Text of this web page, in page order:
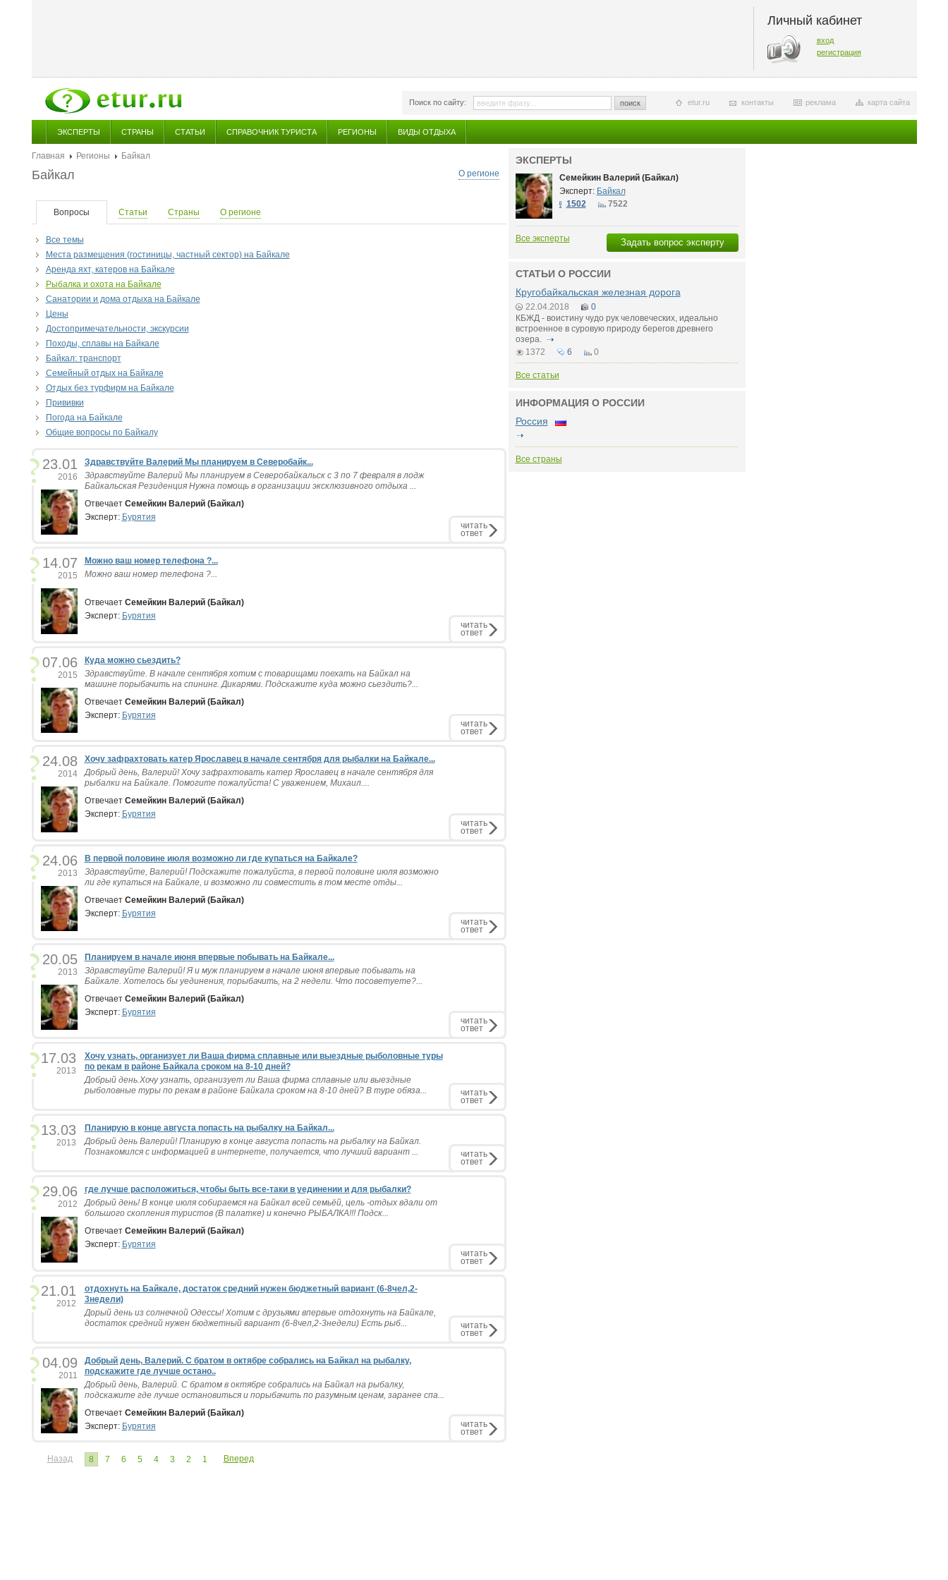
Личный кабинет
вход
регистрация
Поиск по сайту: поиск карта сайта
реклама
контакты
etur.ru
ЭКСПЕРТЫ СТРАНЫ СТАТЬИ СПРАВОЧНИК ТУРИСТА РЕГИОНЫ ВИДЫ ОТДЫХА
Главная Регионы
Байкал
О регионе
Байкал
Вопросы Статьи Страны О регионе
Все темы
Места размещения (гостиницы, частный сектор) на Байкале
Аренда яхт, катеров на Байкале
Рыбалка и охота на Байкале
Санатории и дома отдыха на Байкале
Цены
Достопримечательности, экскурсии
Походы, сплавы на Байкале
Байкал: транспорт
Семейный отдых на Байкале
Отдых без турфирм на Байкале
Прививки
Погода на Байкале
Общие вопросы по Байкалу
23.01
2016
Здравствуйте Валерий Мы планируем в Северобайк...
Здравствуйте Валерий Мы планируем в Северобайкальск с 3 по 7 февраля в лодж
Байкальская Резиденция Нужна помощь в организации эксклюзивного отдыха ...
Отвечает Семейкин Валерий (Байкал)
Эксперт: Бурятия
читать
ответ
14.07
2015
Можно ваш номер телефона ?...
Можно ваш номер телефона ?...
Отвечает Семейкин Валерий (Байкал)
Эксперт: Бурятия
читать
ответ
07.06
2015
Куда можно сьездить?
Здравствуйте. В начале сентября хотим с товарищами поехать на Байкал на
машине порыбачить на спининг. Дикарями. Подскажите куда можно сьездить?...
Отвечает Семейкин Валерий (Байкал)
Эксперт: Бурятия
читать
ответ
24.08
2014
Хочу зафрахтовать катер Ярославец в начале сентября для рыбалки на Байкале...
Добрый день, Валерий! Хочу зафрахтовать катер Ярославец в начале сентября для
рыбалки на Байкале. Помогите пожалуйста! С уважением, Михаил....
Отвечает Семейкин Валерий (Байкал)
Эксперт: Бурятия
читать
ответ
24.06
2013
В первой половине июля возможно ли где купаться на Байкале?
Здравствуйте, Валерий! Подскажите пожалуйста, в первой половине июля возможно
ли где купаться на Байкале, и возможно ли совместить в том месте отды...
Отвечает Семейкин Валерий (Байкал)
Эксперт: Бурятия
читать
ответ
20.05
2013
Планируем в начале июня впервые побывать на Байкале...
Здравствуйте Валерий! Я и муж планируем в начале июня впервые побывать на
Байкале. Хотелось бы уединения, порыбачить, на 2 недели. Что посоветуете?...
Отвечает Семейкин Валерий (Байкал)
Эксперт: Бурятия
читать
ответ
17.03
2013
Хочу узнать, организует ли Ваша фирма сплавные или выездные рыболовные туры
по рекам в районе Байкала сроком на 8-10 дней?
Добрый день.Хочу узнать, организует ли Ваша фирма сплавные или выездные
рыболовные туры по рекам в районе Байкала сроком на 8-10 дней? В туре обяза...
читать
ответ
13.03
2013
Планирую в конце августа попасть на рыбалку на Байкал...
Добрый день Валерий! Планирую в конце августа попасть на рыбалку на Байкал.
Познакомился с информацией в интернете, получается, что лучший вариант ...
читать
ответ
29.06
2012
где лучше расположиться, чтобы быть все-таки в уединении и для рыбалки?
Добрый день! В конце июля собираемся на Байкал всей семьёй, цель -отдых вдали от
большого скопления туристов (В палатке) и конечно РЫБАЛКА!!! Подск...
Отвечает Семейкин Валерий (Байкал)
Эксперт: Бурятия
читать
ответ
21.01
2012
отдохнуть на Байкале, достаток средний нужен бюджетный вариант (6-8чел,2-
3недели)
Дорый день из солнечной Одессы! Хотим с друзьями впервые отдохнуть на Байкале,
достаток средний нужен бюджетный вариант (6-8чел,2-3недели) Есть рыб...
читать
ответ
04.09
2011
Добрый день, Валерий. С братом в октябре собрались на Байкал на рыбалку,
подскажите где лучше остано..
Добрый день, Валерий. С братом в октябре собрались на Байкал на рыбалку,
подскажите где лучше остановиться и порыбачить по разумным ценам, заранее спа...
Отвечает Семейкин Валерий (Байкал)
Эксперт: Бурятия читать
ответ
Назад 8 7 6 5 4 3 2 1 Вперед
ЭКСПЕРТЫ
Семейкин Валерий (Байкал)
Эксперт: Байкал
1502
7522
Задать вопрос эксперту
Все эксперты
СТАТЬИ О РОССИИ
Кругобайкальская железная дорога
22.04.2018
0
КБЖД - воистину чудо рук человеческих, идеально
встроенное в суровую природу берегов древнего
озера.
1372
6 0
Все статьи
ИНФОРМАЦИЯ О РОССИИ
Россия
Все страны